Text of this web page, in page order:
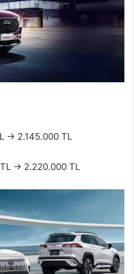
→ 2.145.000 TL
→ 2.220.000 TL